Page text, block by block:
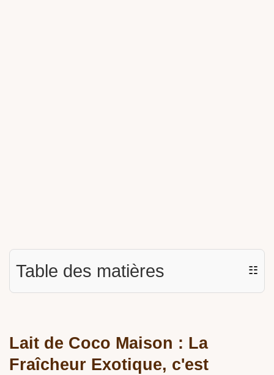
Table des matières ☷
Lait de Coco Maison : La
Fraîcheur Exotique, c'est